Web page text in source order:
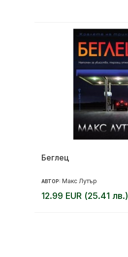
Беглец
АВТОР: Макс Лутър
12.99 EUR (25.41 лв.)